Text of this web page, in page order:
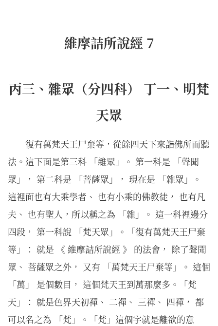
維摩詰所說經 7
丙三、雜眾（分四科） 丁一、明梵
天眾
復有萬梵天王尸棄等，從餘四天下來詣佛所而聽
法。這下面是第三科 「雜眾」。 第一科是 「聲聞
眾」， 第二科是 「菩薩眾」， 現在是 「雜眾」。
這裡面也有大乘學者、 也有小乘的佛教徒， 也有凡
夫、 也有聖人，所以稱之為 「雜」。 這一科裡邊分
四段， 第一科說 「梵天眾」。「復有萬梵天王尸棄
等」： 就是 《 維摩詰所說經 》 的法會， 除了聲聞
眾、 菩薩眾之外， 又有 「萬梵天王尸棄等」。 這個
「萬」 是個數目， 這個梵天王到萬那麼多。「梵
天」： 就是色界天初禪、 二禪、 三禪、 四禪， 都
可以名之為 「梵」。「梵」這個字就是離欲的意